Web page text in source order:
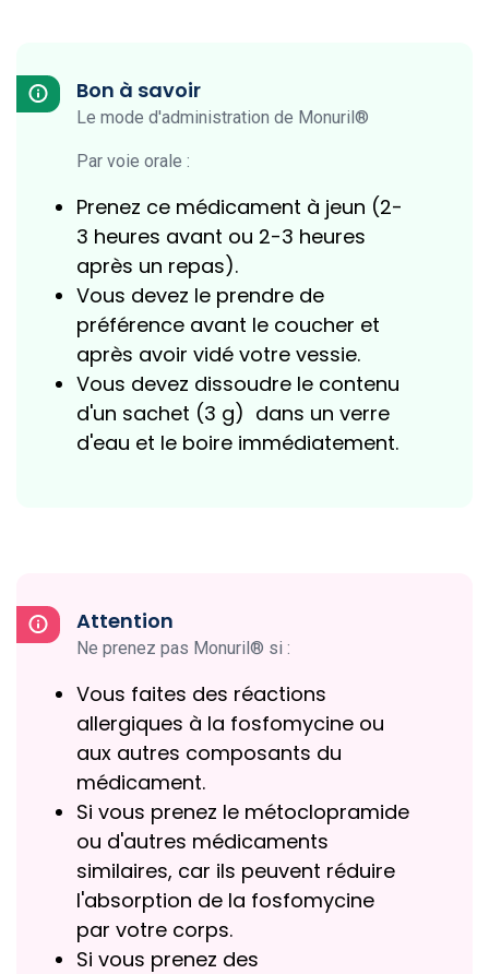
Bon à savoir
Le mode d'administration de Monuril®
Par voie orale :
Prenez ce médicament à jeun (2-
3 heures avant ou 2-3 heures
après un repas).
Vous devez le prendre de
préférence avant le coucher et
après avoir vidé votre vessie.
Vous devez dissoudre le contenu
d'un sachet (3 g) dans un verre
d'eau et le boire immédiatement.
Attention
Ne prenez pas Monuril® si :
Vous faites des réactions
allergiques à la fosfomycine ou
aux autres composants du
médicament.
Si vous prenez le métoclopramide
ou d'autres médicaments
similaires, car ils peuvent réduire
l'absorption de la fosfomycine
par votre corps.
Si vous prenez des